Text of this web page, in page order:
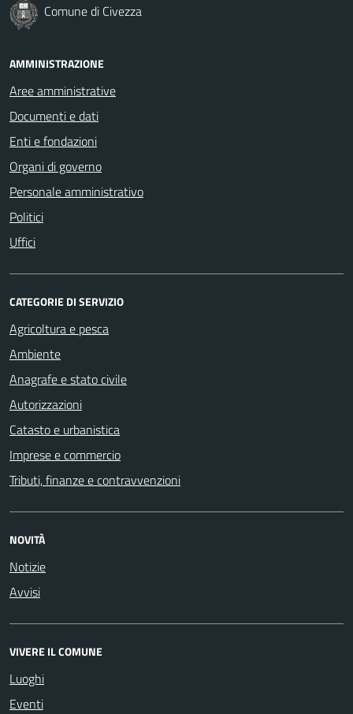
Comune di Civezza
AMMINISTRAZIONE
Aree amministrative
Documenti e dati
Enti e fondazioni
Organi di governo
Personale amministrativo
Politici
Uffici
CATEGORIE DI SERVIZIO
Agricoltura e pesca
Ambiente
Anagrafe e stato civile
Autorizzazioni
Catasto e urbanistica
Imprese e commercio
Tributi, finanze e contravvenzioni
NOVITÀ
Notizie
Avvisi
VIVERE IL COMUNE
Luoghi
Eventi